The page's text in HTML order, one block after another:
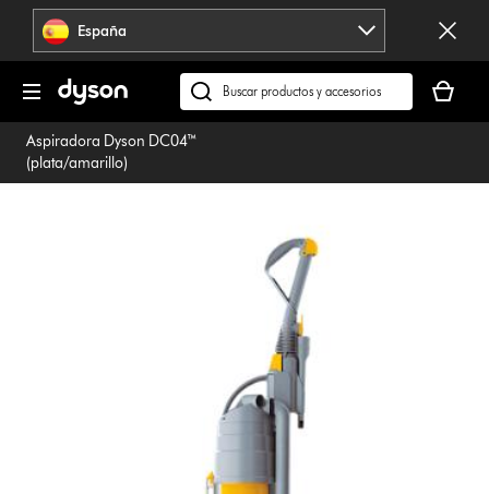
Omitir
navegación España
Buscar
en
cesta
está
Aspiradora Dyson DC04™
(plata/amarillo)